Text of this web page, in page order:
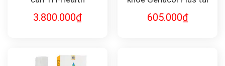
3.800.000₫ 605.000₫